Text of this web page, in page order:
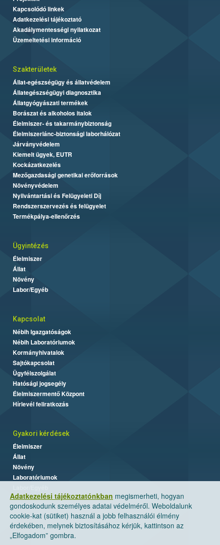
Adatkezelési tájékoztatónkban megismerheti, hogyan
gondoskodunk személyes adatai védelméről. Weboldalunk
cookie-kat (sütiket) használ a jobb felhasználói élmény
érdekében, melynek biztosításához kérjük, kattintson az
„Elfogadom” gombra.
Kapcsolódó linkek
Adatkezelési tájékoztató
Akadálymentességi nyilatkozat
Üzemeltetési információ
Szakterületek
Állat-egészségügy és állatvédelem
Állategészségügyi diagnosztika
Állatgyógyászati termékek
Borászat és alkoholos italok
Élelmiszer- és takarmánybiztonság
Élelmiszerlánc-biztonsági laborhálózat
Járványvédelem
Kiemelt ügyek, EUTR
Kockázatkezelés
Mezőgazdasági genetikai erőforrások
Növényvédelem
Nyilvántartási és Felügyeleti Díj
Rendszerszervezés és felügyelet
Termékpálya-ellenőrzés
Ügyintézés
Élelmiszer
Állat
Növény
Labor/Egyéb
Kapcsolat
Nébih Igazgatóságok
Nébih Laboratóriumok
Kormányhivatalok
Sajtókapcsolat
Ügyfélszolgálat
Hatósági jogsegély
Élelmiszermentő Központ
Hírlevél feliratkozás
Gyakori kérdések
Élelmiszer
Állat
Növény
Laboratóriumok